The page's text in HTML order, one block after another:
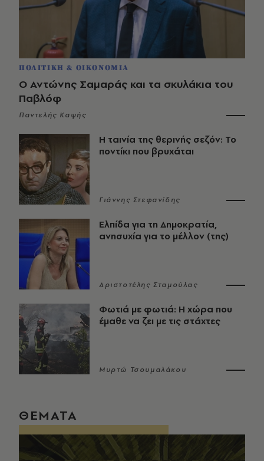
ΠΟΛΙΤΙΚΗ & ΟΙΚΟΝΟΜΙΑ
Ο Αντώνης Σαμαράς και τα σκυλάκια του
Παβλόφ
Παντελής Καψής
Η ταινία της θερινής σεζόν: Το
ποντίκι που βρυχάται
Γιάννης Στεφανίδης
Ελπίδα για τη Δημοκρατία,
ανησυχία για το μέλλον (της)
Αριστοτέλης Σταμούλας
Φωτιά με φωτιά: Η χώρα που
έμαθε να ζει με τις στάχτες
Μυρτώ Τσουμαλάκου
ΘΕΜΑΤΑ